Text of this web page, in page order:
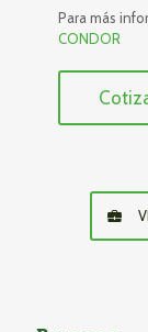
Para más
CONDOR